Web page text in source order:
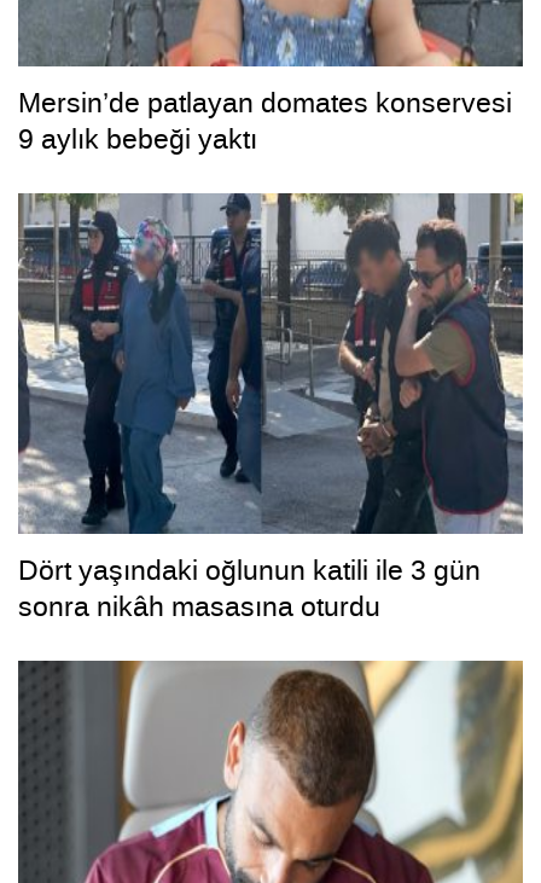
Mersin’de patlayan domates konservesi
9 aylık bebeği yaktı
Dört yaşındaki oğlunun katili ile 3 gün
sonra nikâh masasına oturdu